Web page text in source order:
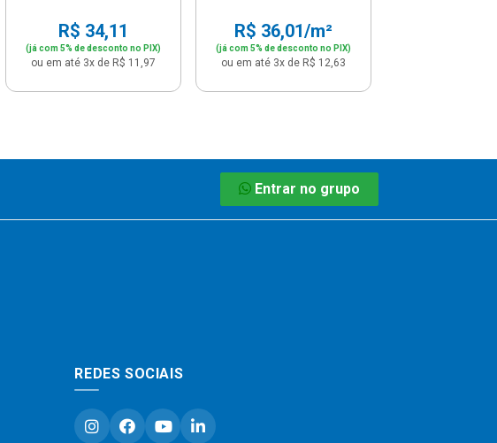
R$ 34,11
(já com 5% de desconto no PIX)
ou em até 3x de R$ 11,97
R$ 36,01/m²
(já com 5% de desconto no PIX)
ou em até 3x de R$ 12,63
Entrar no grupo
REDES SOCIAIS